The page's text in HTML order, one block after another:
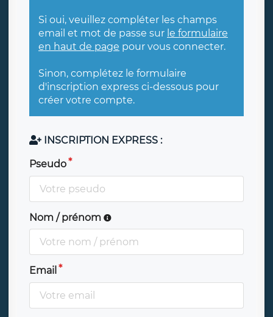
Si oui, veuillez compléter les champs
email et mot de passe sur le formulaire
en haut de page pour vous connecter.
Sinon, complétez le formulaire
d'inscription express ci-dessous pour
créer votre compte.
INSCRIPTION EXPRESS :
Pseudo
Nom / prénom
Email